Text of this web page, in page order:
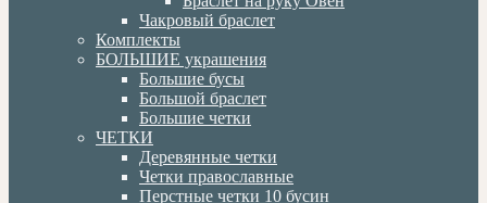
Чакровый браслет
Комплекты
БОЛЬШИЕ украшения
Большие бусы
Большой браслет
Большие четки
ЧЕТКИ
Деревянные четки
Четки православные
Перстные четки 10 бусин